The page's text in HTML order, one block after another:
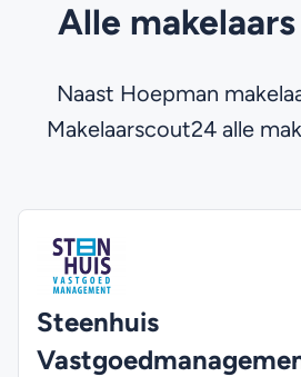
Alle
Naast Hoepman
Makelaarscout24 alle
Steenhuis